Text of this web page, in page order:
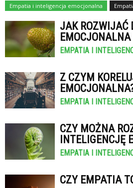
Empatia i inteligencja emocjonalna
JAK ROZWIJAĆ
EMPATIA I
Z CZYM
EMPATIA I
CZY MOŻNA
INTELIGENCJĘ
EMPATIA I
CZY EMPATIA